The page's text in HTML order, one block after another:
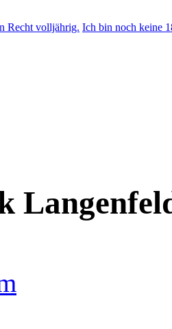
Recht volljährig. Ich bin noch keine